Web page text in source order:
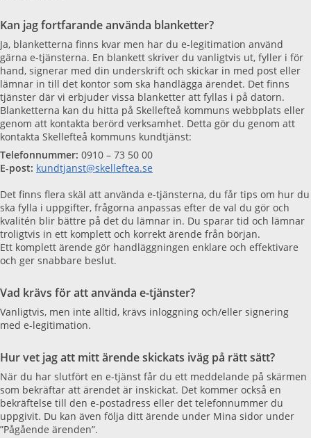
Kan jag fortfarande använda blanketter?
Ja, blanketterna finns kvar men har du e-legitimation använd
gärna e-tjänsterna. En blankett skriver du vanligtvis ut, fyller i för
hand, signerar med din underskrift och skickar in med post eller
lämnar in till det kontor som ska handlägga ärendet. Det finns
tjänster där vi erbjuder vissa blanketter att fyllas i på datorn.
Blanketterna kan du hitta på Skellefteå kommuns webbplats eller
genom att kontakta berörd verksamhet. Detta gör du genom att
kontakta Skellefteå kommuns kundtjänst:
Telefonnummer: 0910 – 73 50 00
E-post: kundtjanst@skelleftea.se
Det finns flera skäl att använda e-tjänsterna, du får tips om hur du
ska fylla i uppgifter, frågorna anpassas efter de val du gör och
kvalitén blir bättre på det du lämnar in. Du sparar tid och lämnar
troligtvis in ett komplett och korrekt ärende från början.
Ett komplett ärende gör handläggningen enklare och effektivare
och ger snabbare beslut.
Vad krävs för att använda e-tjänster?
Vanligtvis, men inte alltid, krävs inloggning och/eller signering
med e-legitimation.
Hur vet jag att mitt ärende skickats iväg på rätt sätt?
När du har slutfört en e-tjänst får du ett meddelande på skärmen
som bekräftar att ärendet är inskickat. Det kommer också en
bekräftelse till den e-postadress eller det telefonnummer du
uppgivit. Du kan även följa ditt ärende under Mina sidor under
”Pågående ärenden”.